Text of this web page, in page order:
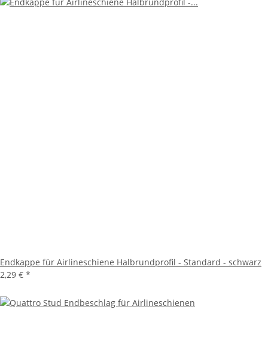
Endkappe für Airlineschiene Halbrundprofil - Standard - schwarz
2,29 € *